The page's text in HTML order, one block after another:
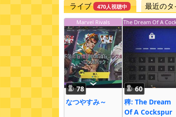
ライブ 470人視聴中 最近のタ
Marvel Rivals
78
なつやすみ～
The Dream Of A
pur
60
稗: The Dream
Of A Cockspur